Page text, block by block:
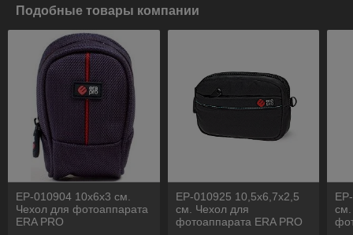
Подобные товары компании
EP-010904 10х6х3 см.
Чехол для фотоаппарата
ERA PRO
EP-010925 10,5х6,7х2,5
см. Чехол для
фотоаппарата ERA PRO